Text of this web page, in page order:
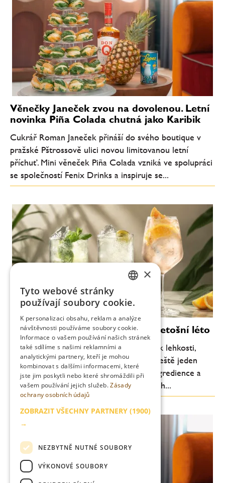
Věnečky Janeček zvou na dovolenou. Letní
novinka Piña Colada chutná jako Karibik
Cukrář Roman Janeček přináší do svého boutique v
pražské Pštrossově ulici novou limitovanou letní
příchuť. Mini věneček Piña Colada vzniká ve spolupráci
se společností Fenix Drinks a inspiruje se...
Moderní koktejly, které definují letošní léto
Letní barová scéna se každoročně vrací k lehkosti,
svěžesti a pitelnosti. Letos je ale patrný ještě jeden
posun: důraz na jednoduchost, kvalitní ingredience a
chuťovou čitelnost. Méně komplikovaných...
ENGLISH
×
Tyto webové stránky
používají soubory cookie.
K personalizaci obsahu, reklam a analýze
návštěvnosti používáme soubory cookie.
Informace o vašem používání našich stránek
také sdílíme s našimi reklamními a
analytickými partnery, kteří je mohou
kombinovat s dalšími informacemi, které
jste jim poskytli nebo které shromáždili při
vašem používání jejich služeb.Zásady
ochrany osobních údajů
ZOBRAZIT VŠECHNY PARTNERY (1900)
→
NEZBYTNĚ NUTNÉ SOUBORY
VÝKONOVÉ SOUBORY